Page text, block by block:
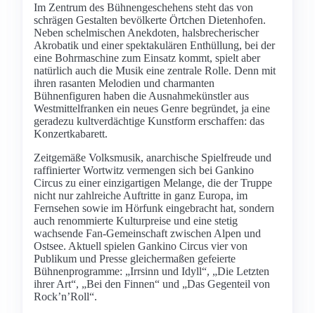
Im Zentrum des Bühnengeschehens steht das von
schrägen Gestalten bevölkerte Örtchen Dietenhofen.
Neben schelmischen Anekdoten, halsbrecherischer
Akrobatik und einer spektakulären Enthüllung, bei der
eine Bohrmaschine zum Einsatz kommt, spielt aber
natürlich auch die Musik eine zentrale Rolle. Denn mit
ihren rasanten Melodien und charmanten
Bühnenfiguren haben die Ausnahmekünstler aus
Westmittelfranken ein neues Genre begründet, ja eine
geradezu kultverdächtige Kunstform erschaffen: das
Konzertkabarett.
Zeitgemäße Volksmusik, anarchische Spielfreude und
raffinierter Wortwitz vermengen sich bei Gankino
Circus zu einer einzigartigen Melange, die der Truppe
nicht nur zahlreiche Auftritte in ganz Europa, im
Fernsehen sowie im Hörfunk eingebracht hat, sondern
auch renommierte Kulturpreise und eine stetig
wachsende Fan-Gemeinschaft zwischen Alpen und
Ostsee. Aktuell spielen Gankino Circus vier von
Publikum und Presse gleichermaßen gefeierte
Bühnenprogramme: „Irrsinn und Idyll“, „Die Letzten
ihrer Art“, „Bei den Finnen“ und „Das Gegenteil von
Rock’n’Roll“.